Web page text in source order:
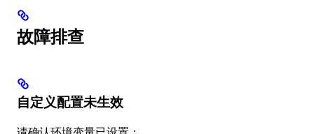
故障排查
自定义配置未生效